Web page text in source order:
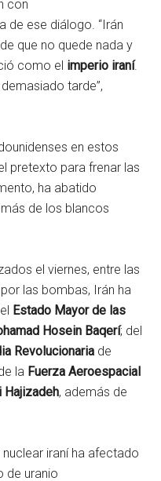
con
de ese diálogo. “Irán
que no quede nada y
como el imperio iraní.
tarde”,
en estos
pretexto para frenar las
ha abatido
de los blancos
el viernes, entre las
las bombas, Irán ha
Estado Mayor de las
Hosein Baqerí; del
Revolucionaria de
la Fuerza Aeroespacial
Hajizadeh, además de
iraní ha afectado
de uranio